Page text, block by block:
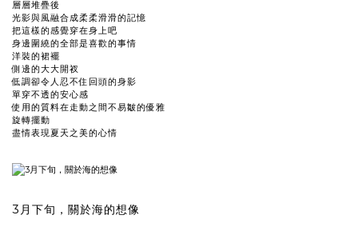
層層堆疊後
光影與風融合成柔柔滑滑的記憶
把這樣的感覺穿在身上吧
身邊圍繞的全部是喜歡的事情
洋裝的裙襬
側邊的大大開衩
低調卻令人忍不住回頭的身影
單穿不透的安心感
使用的質料在走動之間不易皺的優雅
旋轉擺動
盡情表現夏天之美的心情
3月下旬，關於海的想像